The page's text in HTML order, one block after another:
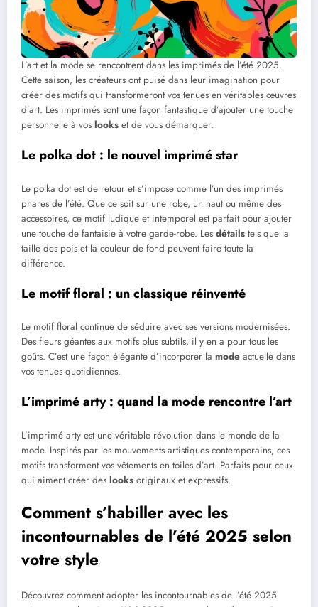
L’art et la mode se rencontrent dans les imprimés de l’été 2025.
Cette saison, les créateurs ont puisé dans leur imagination pour
créer des motifs qui transformeront vos tenues en véritables œuvres
d’art. Les imprimés sont une façon fantastique d’ajouter une touche
personnelle à vos looks et de vous démarquer.
Le polka dot : le nouvel imprimé star
Le polka dot est de retour et s’impose comme l’un des imprimés
phares de l’été. Que ce soit sur une robe, un haut ou même des
accessoires, ce motif ludique et intemporel est parfait pour ajouter
une touche de fantaisie à votre garde-robe. Les détails tels que la
taille des pois et la couleur de fond peuvent faire toute la
différence.
Le motif floral : un classique réinventé
Le motif floral continue de séduire avec ses versions modernisées.
Des fleurs géantes aux motifs plus subtils, il y en a pour tous les
goûts. C’est une façon élégante d’incorporer la mode actuelle dans
vos tenues quotidiennes.
L’imprimé arty : quand la mode rencontre l’art
L’imprimé arty est une véritable révolution dans le monde de la
mode. Inspirés par les mouvements artistiques contemporains, ces
motifs transforment vos vêtements en toiles d’art. Parfaits pour ceux
qui aiment créer des looks originaux et expressifs.
Comment s’habiller avec les
incontournables de l’été 2025 selon
votre style
Découvrez comment adopter les incontournables de l’été 2025